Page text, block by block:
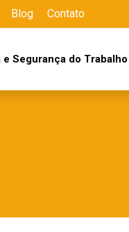
Contato
Blog
e Segurança do Trabalho